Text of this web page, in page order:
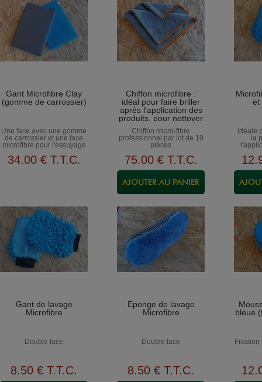
Gant Microfibre Clay
(gomme de carrossier)
Une face avec une gomme
de carrossier et une face
microfibre pour l'essuyage
34.00 € T.T.C.
Chiffon microfibre :
idéal pour faire briller
après l'application des
produits, pour nettoyer
la carrosserie, le
tableau de bord...
Chiffon micro-fibre
professionnel par lot de 10
pièces
75.00 € T.T.C.
et
idéale
la
12
Gant de lavage
Microfibre
Double face
8.50 € T.T.C.
Eponge de lavage
Microfibre
Double face
8.50 € T.T.C.
bleue
Fixation
12